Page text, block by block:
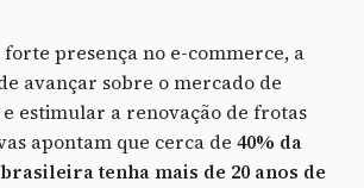
presença no e-commerce, a
avançar sobre o mercado de
estimular a renovação de frotas
apontam que cerca de 40% da
tenha mais de 20 anos de